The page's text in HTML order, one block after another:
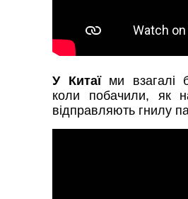
У Китаїми взагалі
коли побачили, як
відправляють гнилу